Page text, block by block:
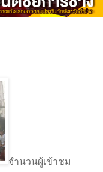
จำนวนผู้เข้าชม